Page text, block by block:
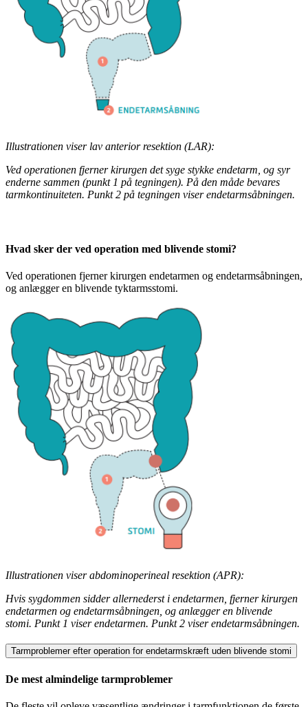
Illustrationen viser lav anterior resektion (LAR):
Ved operationen fjerner kirurgen det syge stykke endetarm, og syr
enderne sammen (punkt 1 på tegningen). På den måde bevares
tarmkontinuiteten. Punkt 2 på tegningen viser endetarmsåbningen.
Hvad sker der ved operation med blivende stomi?
Ved operationen fjerner kirurgen endetarmen og endetarmsåbningen,
og anlægger en blivende tyktarmsstomi.
Illustrationen viser abdominoperineal resektion (APR):
Hvis sygdommen sidder allernederst i endetarmen, fjerner kirurgen
endetarmen og endetarmsåbningen, og anlægger en blivende
stomi. Punkt 1 viser endetarmen. Punkt 2 viser endetarmsåbningen.
Tarmproblemer efter operation for endetarmskræft uden blivende stomi
De mest almindelige tarmproblemer